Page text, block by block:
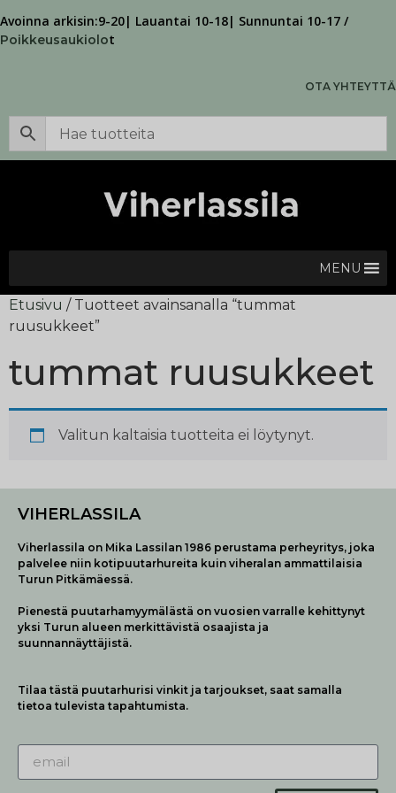
Avoinna arkisin:9-20| Lauantai 10-18| Sunnuntai 10-17 /
Poikkeusaukiolot
OTA YHTEYTTÄ
MENU
Etusivu / Tuotteet avainsanalla “tummat
ruusukkeet”
tummat ruusukkeet
Valitun kaltaisia tuotteita ei löytynyt.
VIHERLASSILA
Viherlassila on Mika Lassilan 1986 perustama perheyritys, joka
palvelee niin kotipuutarhureita kuin viheralan ammattilaisia
Turun Pitkämäessä.
Pienestä puutarhamyymälästä on vuosien varralle kehittynyt
yksi Turun alueen merkittävistä osaajista ja
suunnannäyttäjistä.
Tilaa tästä puutarhurisi vinkit ja tarjoukset, saat samalla
tietoa tulevista tapahtumista.